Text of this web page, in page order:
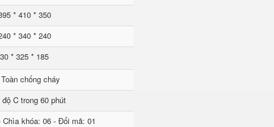
* 410 * 350
* 340 * 240
30 * 325 * 185
chống cháy
độ C trong 60 phút
Chìa khóa: 06 - Đổi mã: 01